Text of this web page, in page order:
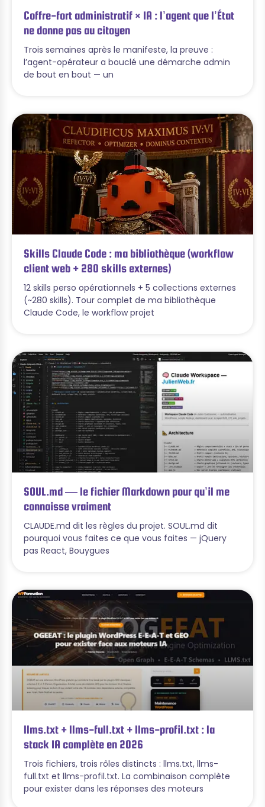
Coffre-fort administratif × IA : l’agent que l’État
ne donne pas au citoyen
Trois semaines après le manifeste, la preuve :
l’agent-opérateur a bouclé une démarche admin
de bout en bout — un
Skills Claude Code : ma bibliothèque (workflow
client web + 280 skills externes)
12 skills perso opérationnels + 5 collections externes
(~280 skills). Tour complet de ma bibliothèque
Claude Code, le workflow projet
SOUL.md — le fichier Markdown pour qu’il me
connaisse vraiment
CLAUDE.md dit les règles du projet. SOUL.md dit
pourquoi vous faites ce que vous faites — jQuery
pas React, Bouygues
llms.txt + llms-full.txt + llms-profil.txt : la
stack IA complète en 2026
Trois fichiers, trois rôles distincts : llms.txt, llms-
full.txt et llms-profil.txt. La combinaison complète
pour exister dans les réponses des moteurs